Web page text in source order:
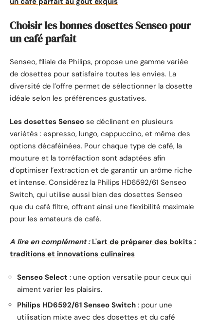
Choisir les bonnes dosettes Senseo pour
un café parfait
Senseo, filiale de Philips, propose une gamme variée
de dosettes pour satisfaire toutes les envies. La
diversité de l’offre permet de sélectionner la dosette
idéale selon les préférences gustatives.
Les dosettes Senseo se déclinent en plusieurs
variétés : espresso, lungo, cappuccino, et même des
options décaféinées. Pour chaque type de café, la
mouture et la torréfaction sont adaptées afin
d’optimiser l’extraction et de garantir un arôme riche
et intense. Considérez la Philips HD6592/61 Senseo
Switch, qui utilise aussi bien des dosettes Senseo
que du café filtre, offrant ainsi une flexibilité maximale
pour les amateurs de café.
A lire en complément : L'art de préparer des bokits :
traditions et innovations culinaires
Senseo Select : une option versatile pour ceux qui
aiment varier les plaisirs.
Philips HD6592/61 Senseo Switch : pour une
utilisation mixte avec des dosettes et du café